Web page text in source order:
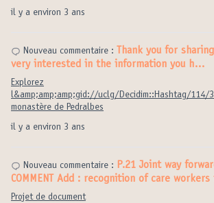
il y a environ 3 ans
il y a environ 3 ans
Nouveau commentaire :
Thank you for
very interested in the information you h…
Explorez
l&amp;amp;amp;gid://uclg/Decidim::Hashtag/114/
monastère de Pedralbes
Nouveau commentaire : P.21 Joint way
COMMENT Add : recognition of care
Projet de document